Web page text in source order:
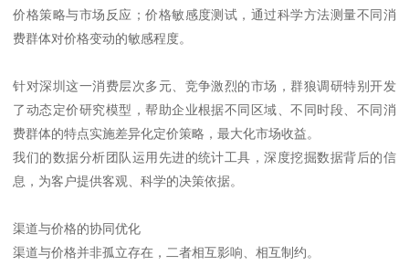
价格策略与市场反应；价格敏感度测试，通过科学方法测量不同消
费群体对价格变动的敏感程度。
针对深圳这一消费层次多元、竞争激烈的市场，群狼调研特别开发
了动态定价研究模型，帮助企业根据不同区域、不同时段、不同消
费群体的特点实施差异化定价策略，最大化市场收益。
我们的数据分析团队运用先进的统计工具，深度挖掘数据背后的信
息，为客户提供客观、科学的决策依据。
渠道与价格的协同优化
渠道与价格并非孤立存在，二者相互影响、相互制约。